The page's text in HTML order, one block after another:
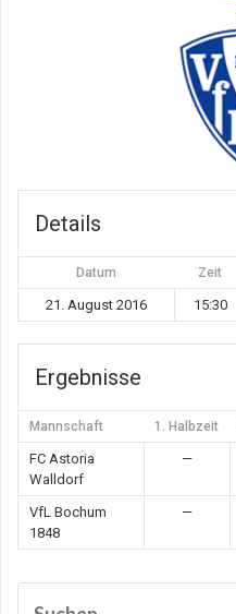
Details
Datum Zeit
21. August 2016 15:30
Ergebnisse
Mannschaft 1. Halbzeit
FC Astoria
Walldorf
—
VfL Bochum
1848
—